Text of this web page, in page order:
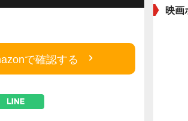
で確認する
映画